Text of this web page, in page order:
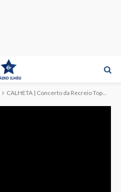
CALHETA | Concerto da Recreio Topense no ‘Festival de Julho 2024’ (c/vídeo)